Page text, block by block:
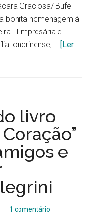
Graciosa/ Bufe
bonita homenagem à
Empresária e
londrinense, … [Ler
livro
e
1 comentário